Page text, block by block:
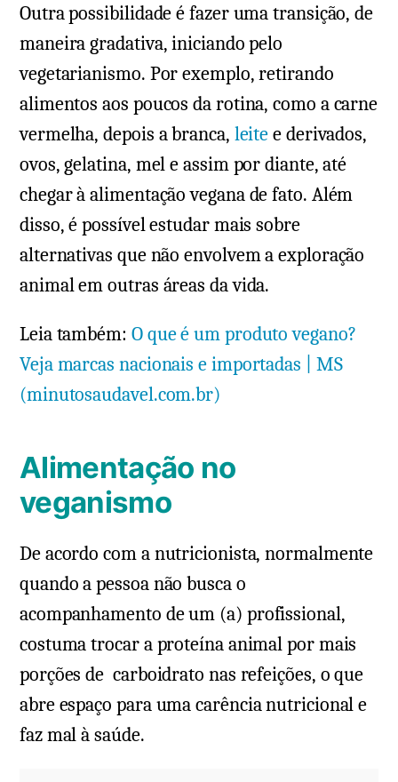
Outra possibilidade é fazer uma transição, de
maneira gradativa, iniciando pelo
vegetarianismo. Por exemplo, retirando
alimentos aos poucos da rotina, como a carne
vermelha, depois a branca, leitee derivados,
ovos, gelatina, mel e assim por diante, até
chegar à alimentação vegana de fato. Além
disso, é possível estudar mais sobre
alternativas que não envolvem a exploração
animal em outras áreas da vida.
Leia também: O que é um produto vegano?
Veja marcas nacionais e importadas | MS
(minutosaudavel.com.br)
Alimentação no
veganismo
De acordo com a nutricionista, normalmente
quando a pessoa não busca o
acompanhamento de um (a) profissional,
costuma trocar a proteína animal por mais
porções de carboidrato nas refeições, o que
abre espaço para uma carência nutricional e
faz mal à saúde.